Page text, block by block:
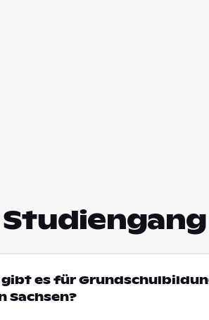
es für
Sachsen?